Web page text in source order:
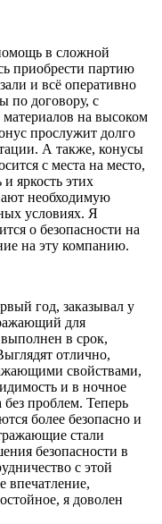
в сложной
приобрести партию
и всё оперативно
по договору, с
на высоком
прослужит долго
А также, конусы
с места на место,
яркость этих
необходимую
условиях. Я
о безопасности на
на эту компанию.
год, заказывал у
для
выполнен в срок,
отлично,
свойствами,
и в ночное
проблем. Теперь
более безопасно и
стали
безопасности в
с этой
впечатление,
я доволен